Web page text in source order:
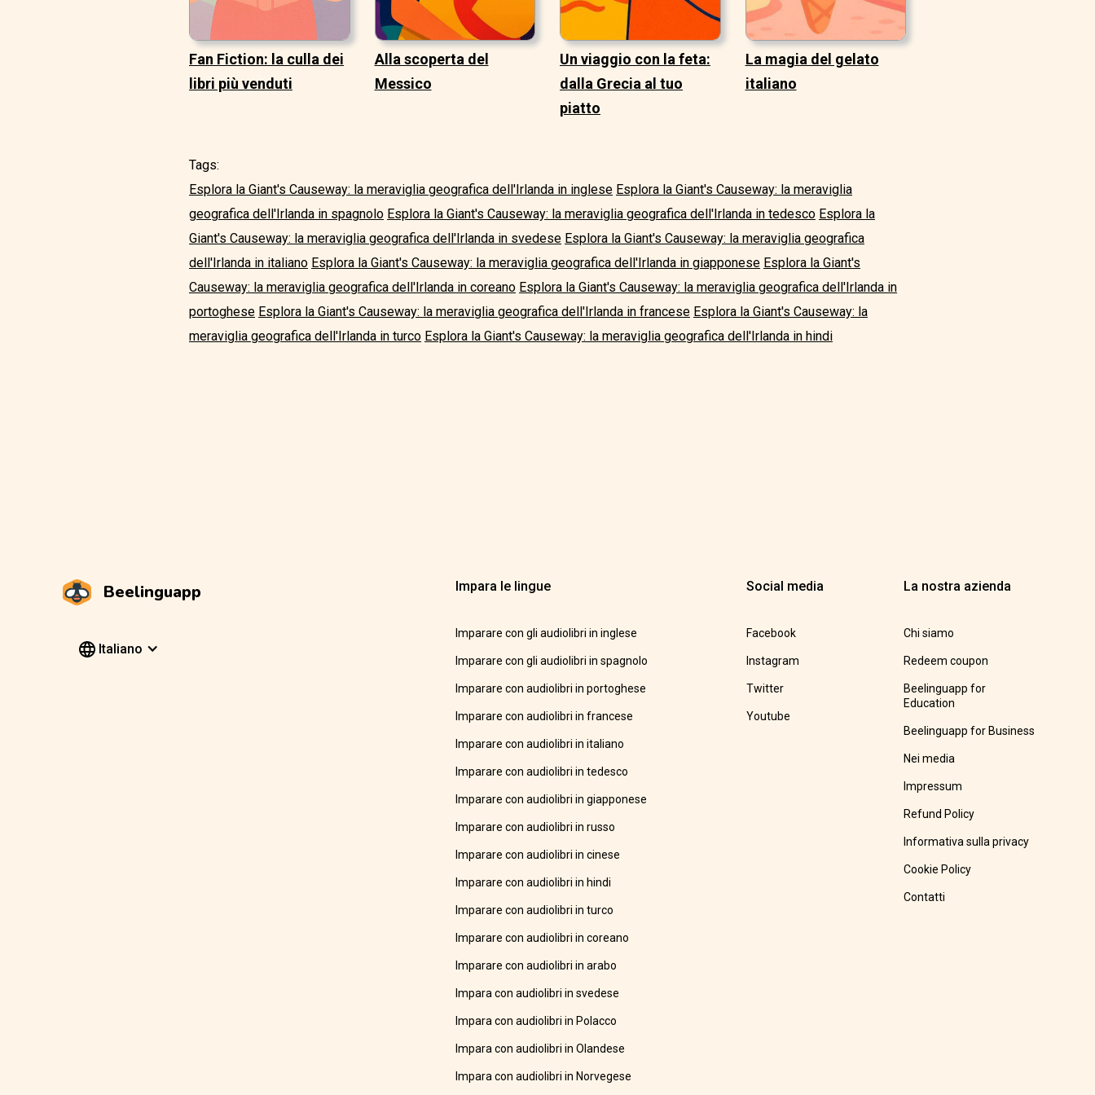
Fan Fiction: la culla dei
libri più venduti
Alla scoperta del
Messico
Un viaggio con la feta:
dalla Grecia al tuo
piatto
La magia del gelato
italiano
Tags:
Esplora la Giant's Causeway: la meraviglia geografica dell'Irlanda in inglese Esplora la Giant's Causeway: la meraviglia
geografica dell'Irlanda in spagnolo Esplora la Giant's Causeway: la meraviglia geografica dell'Irlanda in tedesco Esplora la
Giant's Causeway: la meraviglia geografica dell'Irlanda in svedese Esplora la Giant's Causeway: la meraviglia geografica
dell'Irlanda in italiano Esplora la Giant's Causeway: la meraviglia geografica dell'Irlanda in giapponese Esplora la Giant's
Causeway: la meraviglia geografica dell'Irlanda in coreano Esplora la Giant's Causeway: la meraviglia geografica dell'Irlanda in
portoghese Esplora la Giant's Causeway: la meraviglia geografica dell'Irlanda in francese Esplora la Giant's Causeway: la
meraviglia geografica dell'Irlanda in turco Esplora la Giant's Causeway: la meraviglia geografica dell'Irlanda in hindi
Beelinguapp
Italiano
Impara le lingue
Imparare con gli audiolibri in inglese
Imparare con gli audiolibri in spagnolo
Imparare con audiolibri in portoghese
Imparare con audiolibri in francese
Imparare con audiolibri in italiano
Imparare con audiolibri in tedesco
Imparare con audiolibri in giapponese
Imparare con audiolibri in russo
Imparare con audiolibri in cinese
Imparare con audiolibri in hindi
Imparare con audiolibri in turco
Imparare con audiolibri in coreano
Imparare con audiolibri in arabo
Impara con audiolibri in svedese
Impara con audiolibri in Polacco
Impara con audiolibri in Olandese
Impara con audiolibri in Norvegese
Social media
Facebook
Instagram
Twitter
Youtube
La nostra azienda
Chi siamo
Redeem coupon
Beelinguapp for
Education
Beelinguapp for Business
Nei media
Impressum
Refund Policy
Informativa sulla privacy
Cookie Policy
Contatti